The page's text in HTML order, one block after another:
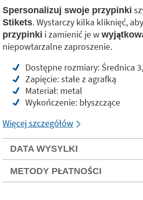
Spersonalizuj swoje przypinki
Stikets. Wystarczy kilka kliknięć, aby
przypinki i zamienić je w
niepowtarzalne zaproszenie.
Dostępne rozmiary: Średnica
Zapięcie: stałe z agrafką
Materiał: metal
Wykończenie: błyszczące
Więcej szczegółów
DATA WYSYLKI
METODY PŁATNOŚCI